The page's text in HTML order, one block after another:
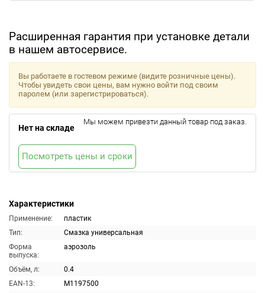
Расширенная гарантия при установке детали
в нашем автосервисе.
Характеристики
Применение:
пластик
Тип:
Смазка универсальная
Форма
выпуска:
аэрозоль
Объём, л:
0.4
EAN-13:
M1197500
Вы работаете в гостевом режиме (видите розничные цены).
Чтобы увидеть свои цены, вам нужно войти под своим
паролем (или зарегистрироваться).
Нет на складе
Мы можем привезти данный товар под заказ.
Посмотреть цены и сроки